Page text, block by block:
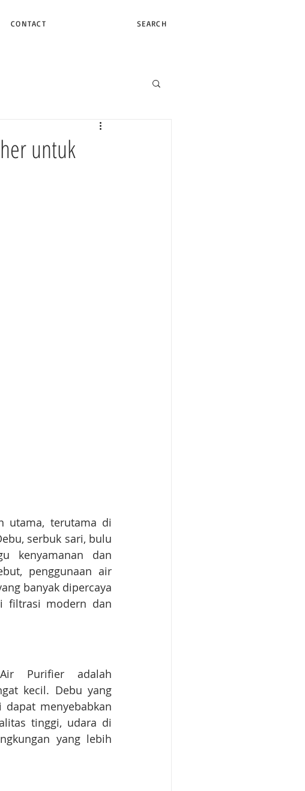
CONTACT SEARCH
untuk
utama, terutama di
serbuk sari, bulu
kenyamanan dan
penggunaan air
banyak dipercaya
filtrasi modern dan
Purifier adalah
kecil. Debu yang
menyebabkan
tinggi, udara di
yang lebih